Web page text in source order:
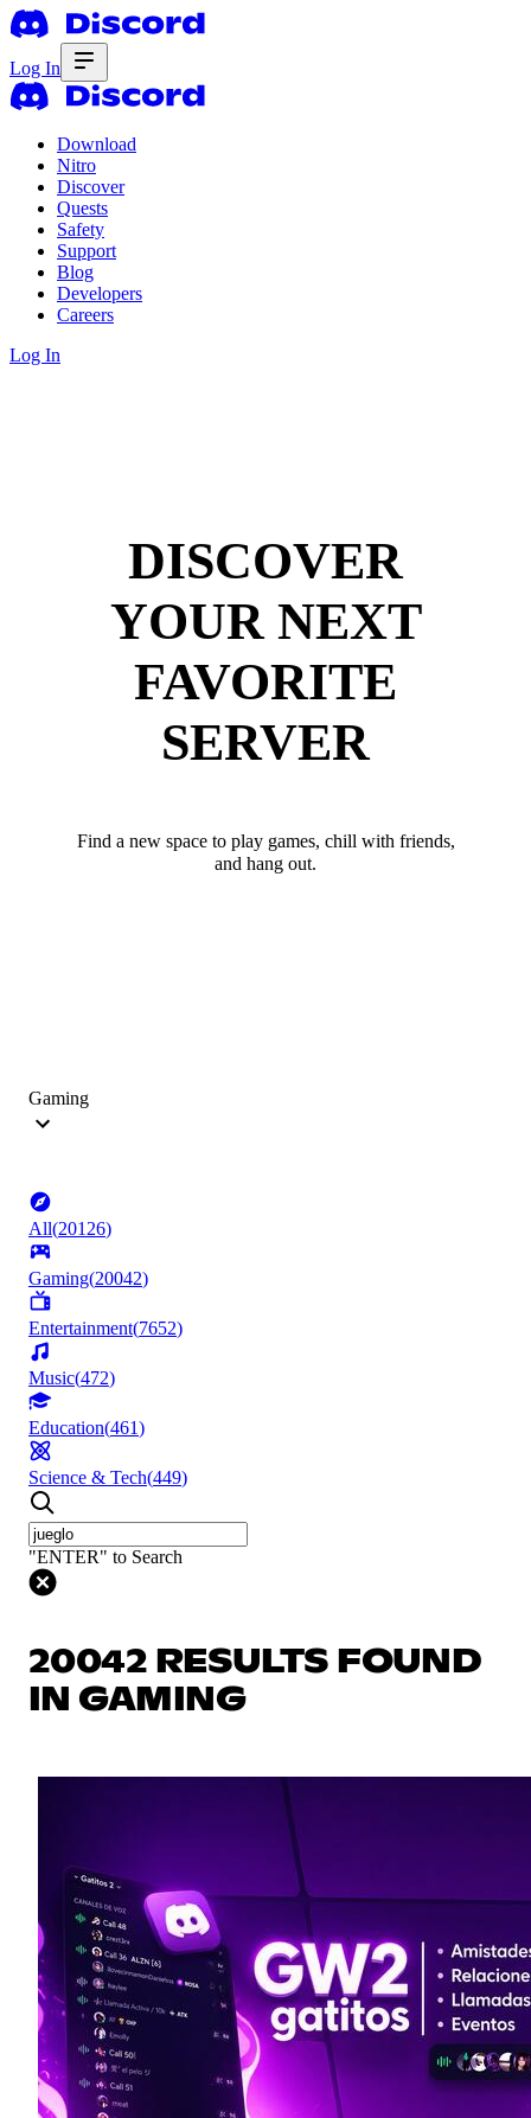
Log In
Download
Nitro
Discover
Quests
Safety
Support
Blog
Developers
Careers
Log In
DISCOVER
YOUR NEXT
FAVORITE
SERVER
Find a new space to play games, chill with friends,
and hang out.
Gaming
All(20126)
Gaming(20042)
Entertainment(7652)
Music(472)
Education(461)
Science & Tech(449)
"ENTER" to Search
20042 RESULTS FOUND
IN GAMING